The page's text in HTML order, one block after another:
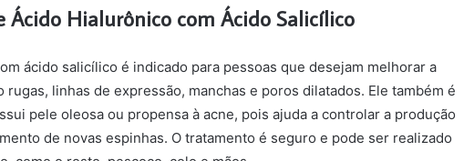
Ácido Hialurônico com Ácido Salicílico
ácido salicílico é indicado para pessoas que desejam melhorar a
linhas de expressão, manchas e poros dilatados. Ele também é
pele oleosa ou propensa à acne, pois ajuda a controlar a produção
de novas espinhas. O tratamento é seguro e pode ser realizado